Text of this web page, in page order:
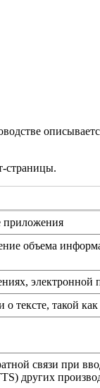
страницы.
приложения
объема
электронной
такой
связи при
других